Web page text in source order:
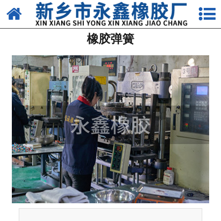
网站首页
产品中心
新闻中心
资质荣誉
生产车间
发货现场
联系我们
橡胶弹簧